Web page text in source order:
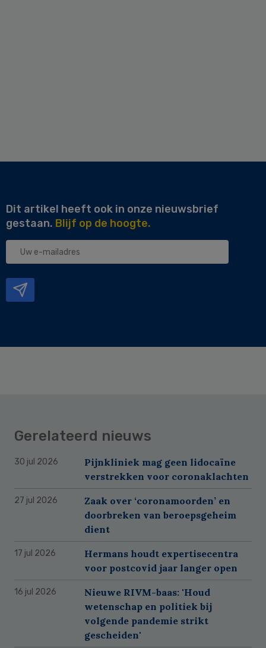
Dit artikel heeft ook in onze nieuwsbrief
gestaan. Blijf op de hoogte.
Uw
Gerelateerd nieuws
30 jul 2026
Pijnkliniek mag geen lidocaïne
verstrekken voor coronaklachten
27 jul 2026
Zaak over ‘coronamoorden’ en
doorbreken van beroepsgeheim
dient
17 jul 2026
Hermans houdt expertisecentra
voor postcovid jaar langer open
16 jul 2026
Nieuwe RIVM-baas: 'Houd
wetenschap en politiek bij
volgende pandemie strikt
gescheiden'